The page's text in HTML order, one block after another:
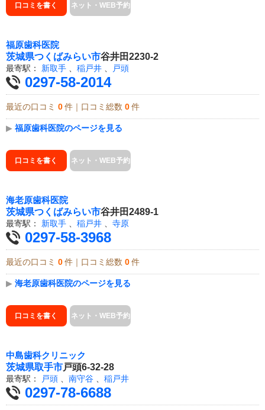
口コミを書く ネット・WEB予約
福原歯科医院
茨城県つくばみらい市谷井田2230-2
最寄駅： 新取手 、 稲戸井 、 戸頭
0297-58-2014
最近の口コミ 0 件｜口コミ総数 0 件
▶ 福原歯科医院のページを見る
口コミを書く ネット・WEB予約
海老原歯科医院
茨城県つくばみらい市谷井田2489-1
最寄駅： 新取手 稲戸井 寺原
0297-58-3968
最近の口コミ 0 件｜口コミ総数 0 件
▶ 海老原歯科医院のページを見る
口コミを書く ネット・WEB予約
中島歯科クリニック
茨城県取手市戸頭6-32-28
最寄駅： 戸頭 南守谷 稲戸井
0297-78-6688